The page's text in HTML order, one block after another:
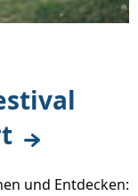
und Entdecken: